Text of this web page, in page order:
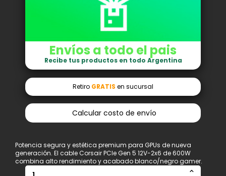
Envíos a todo el pais
Recibe tus productos en todo Argentina
Retiro GRATIS en sucursal
Calcular costo de envío
Potencia segura y estética premium para GPUs de nueva
generación. El cable Corsair PCIe Gen 5 12V-2x6 de 600W
combina alto rendimiento y acabado blanco/negro gamer.